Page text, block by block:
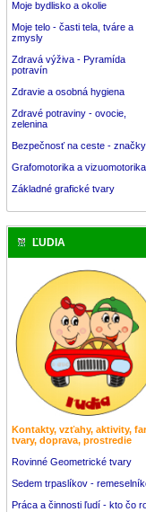
Moje bydlisko a okolie
Moje telo - časti tela, tváre a
zmysly
Zdravá výživa - Pyramída
potravín
Zdravie a osobná hygiena
Zdravé potraviny - ovocie,
zelenina
Bezpečnosť na ceste - značky
Grafomotorika a vizuomotorika
Základné grafické tvary
ĽUDIA
Kontakty, vzťahy, aktivity,
tvary, doprava, prostredie
Rovinné Geometrické tvary
Sedem trpaslíkov -
Práca a činnosti ľudí - kto čo